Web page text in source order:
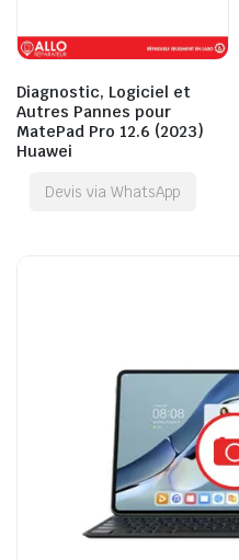
Diagnostic, Logiciel et
Autres Pannes pour
MatePad Pro 12.6 (2023)
Huawei
Devis via WhatsApp